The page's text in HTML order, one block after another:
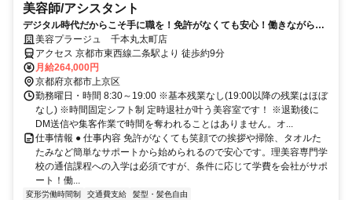
美容師/アシスタント
デジタル時代だからこそ手に職を！免許がなくても安心！働きながら資
格取得を応援。
美容プラージュ 千本丸太町店
アクセス 京都市東西線二条駅より 徒歩約9分
月給264,000円
京都府京都市上京区
勤務曜日・時間 8:30～19:00 ※基本残業なし(19:00以降の残業はほぼ
なし) ※時間固定シフト制 定時退社が叶う美容室です！ ※退勤後に
DM送信や集客作業で時間を奪われることはありません。オ...
仕事情報 ● 仕事内容 免許がなくても笑顔での挨拶や掃除、タオルた
たみなど簡単なサポートから始められるので安心です。理美容専門学
校の通信課程への入学は必須ですが、条件に応じて学費を会社がサポ
ート！働...
変形労働時間制 交通費支給 髪型・髪色自由